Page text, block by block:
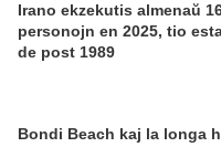
Irano ekzekutis almenaŭ
personojn en 2025, tio
de post 1989
Bondi Beach kaj la longa